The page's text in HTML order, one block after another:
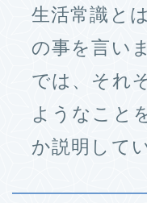
生活常識と
の事を言い
では、それ
ようなこと
か説明して